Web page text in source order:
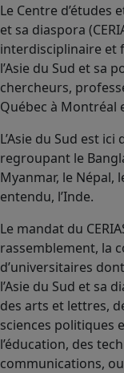
Le Centre d’études
et sa diaspora
interdisciplinaire et
l’Asie du Sud et sa
chercheurs,
Québec à Montréal
L’Asie du Sud est
regroupant le
Myanmar, le Népal,
entendu, l’Inde.
Le mandat du
rassemblement, la
d’universitaires
l’Asie du Sud et sa
des arts et lettres,
sciences politiques
l’éducation, des
communications,